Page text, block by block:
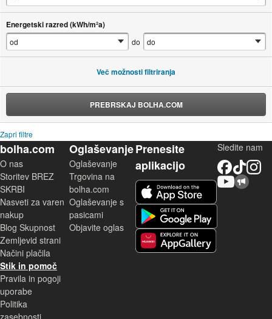
Energetski razred (kWh/m²a)
do
Več možnosti filtriranja
PREBRSKAJ BOLHA.COM
Zapri filtre
bolha.com
O nas
Storitev BREZ
SKRBI
Nasveti za varen
nakup
Blog Skupnost
Zemljevid strani
Načini plačila
Stik in pomoč
Pravila in pogoji
uporabe
Politika
zasebnosti
Oglaševanje
Oglaševanje
Trgovina na
bolha.com
Oglaševanje s
pasicami
Objavite oglas
Prenesite
aplikacijo
Sledite nam